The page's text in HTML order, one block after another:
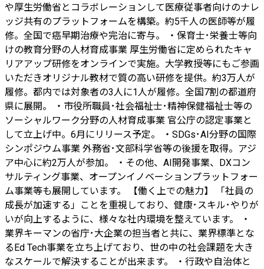
や厚生労働省とコラボレーションして医療従事者向けのナレ
ッジ共有のプラットフォームを構築。約5千人の医師等が履
修。全国で癌早期治療や完治に寄与。 ・保育士･栄養士等向
けの教育分野の人材育成事業 厚生労働省に定められたキャ
リアアップ研修をオンラインで実施。大学教授等にもご参画
いただきオリジナル教材で質の高い研修を提供。約3万人が
履修。都内では対象者の3人に1人が履修。全国7割の都道府
県に展開。 ・市役所職員･社会福祉士･精神保健福祉士等の
ソーシャルワーク分野の人材育成事業 官公庁の認定事業と
して立上げ中。6月にリリース予定。 ・SDGs･AI分野の国際
シンポジウム事業 外務省･文部科学省等の後援を取得。アジ
ア中心に約2万人が参加。 ・その他、AI開発事業、DXコン
サルティング事業、オープンイノベーションプラットフォー
ム事業等も展開しています。 【働く上での魅力】 「社員の
成長が加速する」ことを重視しており、健康･スキル･やりが
いが向上するように、様々な社内環境を整えています。 ・
業界キーマンの省庁･大企業の担当者と共に、業界標準とな
るEd Tech事業を立ち上げており、世の中の社会課題を大き
なスケールで解決することが出来ます。 ・行政や自治体と